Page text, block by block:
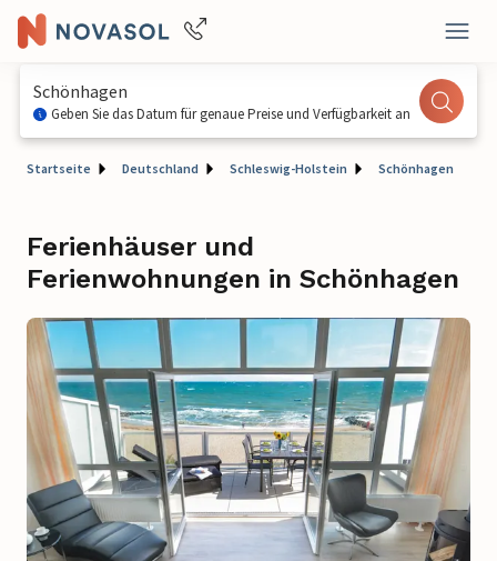
Schönhagen
Geben Sie das Datum für genaue Preise und Verfügbarkeit an
Startseite Deutschland Schleswig-Holstein Schönhagen
Ferienhäuser und
Ferienwohnungen in Schönhagen